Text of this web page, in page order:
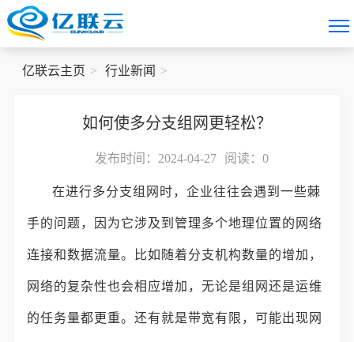
亿联云主页 行业新闻
如何使多分支组网更轻松？
发布时间：2024-04-27 阅读： 0
在进行多分支组网时，企业往往会遇到一些棘
手的问题，因为它涉及到管理多个地理位置的网络
连接和数据流量。比如随着分支机构数量的增加，
网络的复杂性也会相应增加，无论是组网还是运维
的任务量都更重。还有就是带宽有限，可能出现网